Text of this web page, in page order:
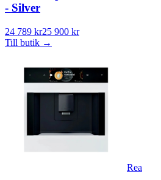
- Silver
24 789 kr25 900 kr
Till butik →
Rea